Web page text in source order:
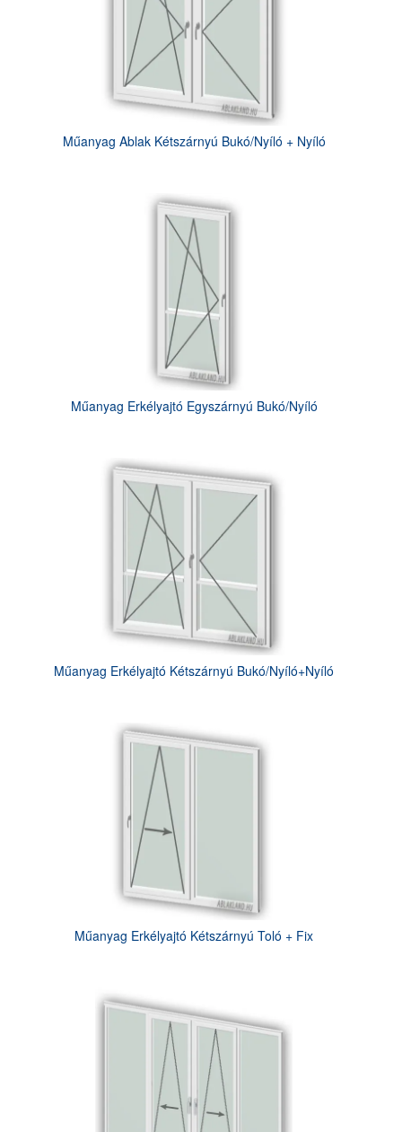
Műanyag Ablak Kétszárnyú Bukó/Nyíló + Nyíló
Műanyag Erkélyajtó Egyszárnyú Bukó/Nyíló
Műanyag Erkélyajtó Kétszárnyú Bukó/Nyíló+Nyíló
Műanyag Erkélyajtó Kétszárnyú Toló + Fix